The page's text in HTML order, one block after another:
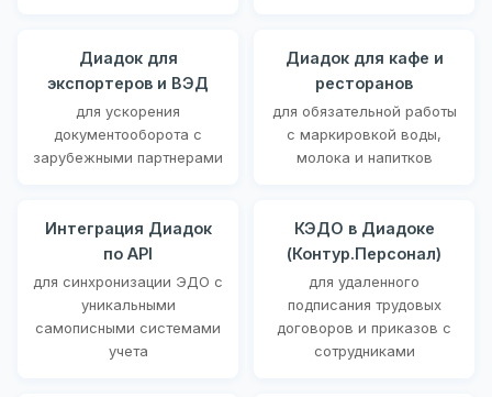
Диадок для
экспортеров и ВЭД
для ускорения
документооборота с
зарубежными партнерами
Диадок для кафе и
ресторанов
для обязательной работы
с маркировкой воды,
молока и напитков
Интеграция Диадок
по API
для синхронизации ЭДО с
уникальными
самописными системами
учета
КЭДО в Диадоке
(Контур.Персонал)
для удаленного
подписания трудовых
договоров и приказов с
сотрудниками